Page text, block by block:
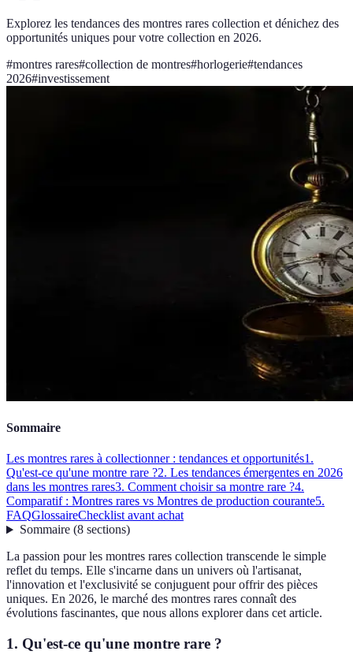
Explorez les tendances des montres rares collection et dénichez des
opportunités uniques pour votre collection en 2026.
#montres rares#collection de montres#horlogerie#tendances
2026#investissement
Sommaire
Les montres rares à collectionner : tendances et opportunités1.
Qu'est-ce qu'une montre rare ?2. Les tendances émergentes en 2026
dans les montres rares3. Comment choisir sa montre rare ?4.
Comparatif : Montres rares vs Montres de production courante5.
FAQGlossaireChecklist avant achat
Sommaire(8 sections)
La passion pour les montres rares collection transcende le simple
reflet du temps. Elle s'incarne dans un univers où l'artisanat,
l'innovation et l'exclusivité se conjuguent pour offrir des pièces
uniques. En 2026, le marché des montres rares connaît des
évolutions fascinantes, que nous allons explorer dans cet article.
1. Qu'est-ce qu'une montre rare ?